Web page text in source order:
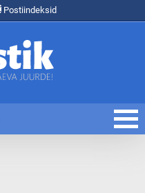
Postiindeksid